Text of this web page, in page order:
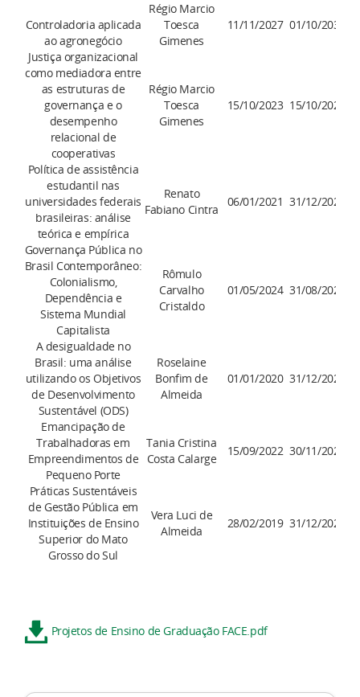
Controladoria aplicada
ao agronegócio
Régio Marcio
Toesca
Gimenes
11/11/2027 01/10/2031
Justiça organizacional
como mediadora entre
as estruturas de
governança e o
desempenho
relacional de
cooperativas
Régio Marcio
Toesca
Gimenes
15/10/2023 15/10/2025
Política de assistência
estudantil nas
universidades federais
brasileiras: análise
teórica e empírica
Renato
Fabiano Cintra
06/01/2021 31/12/2024
Governança Pública no
Brasil Contemporâneo:
Colonialismo,
Dependência e
Sistema Mundial
Capitalista
Rômulo
Carvalho
Cristaldo
01/05/2024 31/08/2026
A desigualdade no
Brasil: uma análise
utilizando os Objetivos
de Desenvolvimento
Sustentável (ODS)
Roselaine
Bonfim de
Almeida
01/01/2020 31/12/2027
Emancipação de
Trabalhadoras em
Empreendimentos de
Pequeno Porte
Tania Cristina
Costa Calarge
15/09/2022 30/11/2024
Práticas Sustentáveis
de Gestão Pública em
Instituições de Ensino
Superior do Mato
Grosso do Sul
Vera Luci de
Almeida
28/02/2019 31/12/2026
Projetos de Ensino de Graduação FACE.pdf